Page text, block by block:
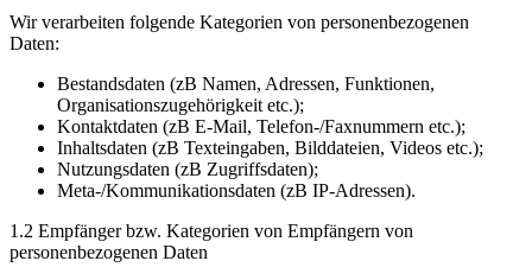
Wir verarbeiten folgende Kategorien von personenbezogenen
Daten:
Bestandsdaten (zB Namen, Adressen, Funktionen,
Organisationszugehörigkeit etc.);
Kontaktdaten (zB E-Mail, Telefon-/Faxnummern etc.);
Inhaltsdaten (zB Texteingaben, Bilddateien, Videos etc.);
Nutzungsdaten (zB Zugriffsdaten);
Meta-/Kommunikationsdaten (zB IP-Adressen).
1.2 Empfänger bzw. Kategorien von Empfängern von
personenbezogenen Daten